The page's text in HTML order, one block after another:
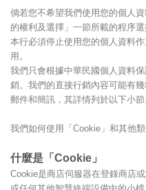
倘若您不希望我們使用您的個人
的權利及選擇」一節所載的程序
本行必須停止使用您的個人資料
用。
我們只會根據中華民國個人資料
銷。我們的直接行銷內容可能有
郵件和簡訊，其詳情列於以下小節
我們如何使用「Cookie」和其他
什麼是「Cookie」
Cookie是商店伺服器在登錄商店